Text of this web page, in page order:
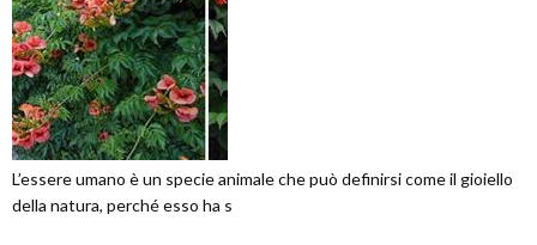
L’essere umano è un specie animale che può definirsi come il gioiello
della natura, perché esso ha s